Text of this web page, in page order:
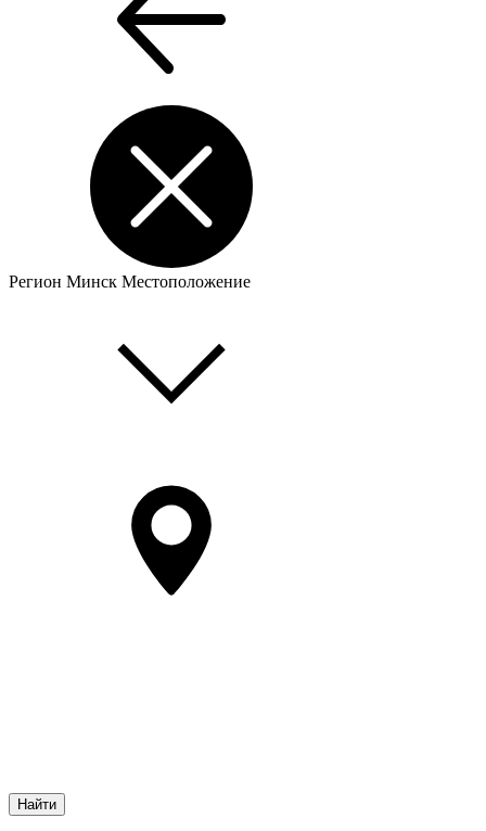
Регион Минск Местоположение